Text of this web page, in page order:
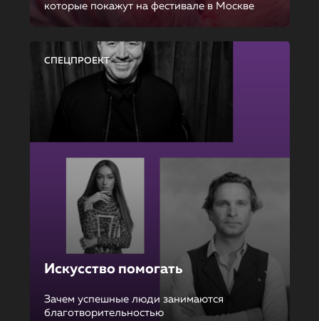
которые покажут на фестивале в Москве
СПЕЦПРОЕКТ
Искусство помогать
Зачем успешные люди занимаются
благотворительностью